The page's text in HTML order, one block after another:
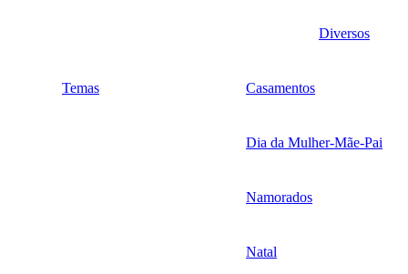
Diversos
Temas Casamentos
Dia da Mulher-Mãe-Pai
Namorados
Natal